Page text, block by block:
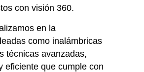
con visión 360.
en la
como inalámbricas
técnicas avanzadas,
eficiente que cumple con